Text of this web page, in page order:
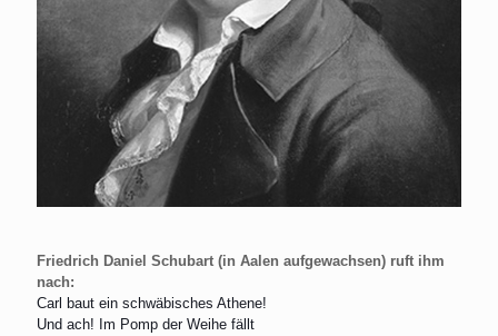
Friedrich Daniel Schubart (in Aalen aufgewachsen) ruft ihm
nach:
Carl baut ein schwäbisches Athene!
Und ach! Im Pomp der Weihe fällt